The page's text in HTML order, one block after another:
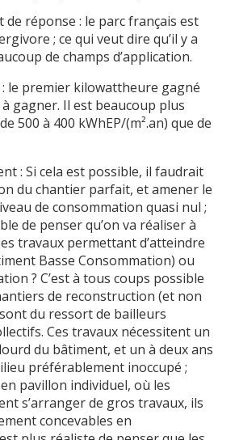
de réponse : le parc français est
; ce qui veut dire qu’il y a
de champs d’application.
: le premier kilowattheure gagné
gagner. Il est beaucoup plus
500 à 400 kWhEP/(m².an) que de
: Si cela est possible, il faudrait
du chantier parfait, et amener le
de consommation quasi nul ;
de penser qu’on va réaliser à
travaux permettant d’atteindre
Basse Consommation) ou
? C’est à tous coups possible
de reconstruction (et non
du ressort de bailleurs
Ces travaux nécessitent un
du bâtiment, et un à deux ans
préférablement inoccupé ;
pavillon individuel, où les
s’arranger de gros travaux, ils
concevables en